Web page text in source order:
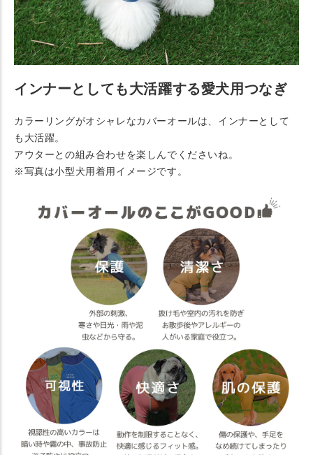
インナーとしても大活躍する愛犬用つなぎ
カラーリングがオシャレなカバーオールは、インナーとして
も大活躍。
アウターとの組み合わせを楽しんでくださいね。
※写真は小型犬用着用イメージです。